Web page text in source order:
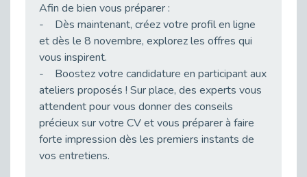
Publié le 23/04/2026
Témoignage : "Le maintien en emploi est un investissement, pas une contrainte."
Publié le 22/04/2026
Publié le 20/04/2026
[RETOUR SUR] Une session de recrutement inclusive réussie à Asnières !
Publié le 20/04/2026
Afin de bien vous préparer :
- Dès maintenant, créez votre profil en ligne
et dès le 8 novembre, explorez les offres qui
vous inspirent.
- Boostez votre candidature en participant aux
ateliers proposés ! Sur place, des experts vous
attendent pour vous donner des conseils
précieux sur votre CV et vous préparer à faire
forte impression dès les premiers instants de
vos entretiens.